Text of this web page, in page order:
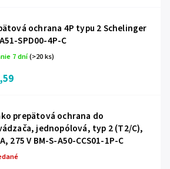
ochrana 4P typu 2 Schelinger
SPD00-4P-C
7 dní(>20 ks)
prepätová ochrana do
jednopólová, typ 2 (T2/C),
275 V BM-S-A50-CCS01-1P-C